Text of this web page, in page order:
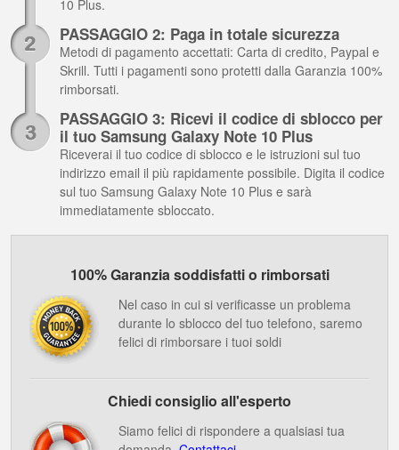
10 Plus.
PASSAGGIO 2: Paga in totale sicurezza
Metodi di pagamento accettati: Carta di credito, Paypal e
Skrill. Tutti i pagamenti sono protetti dalla Garanzia 100%
rimborsati.
PASSAGGIO 3: Ricevi il codice di sblocco per
il tuo Samsung Galaxy Note 10 Plus
Riceverai il tuo codice di sblocco e le istruzioni sul tuo
indirizzo email il più rapidamente possibile. Digita il codice
sul tuo Samsung Galaxy Note 10 Plus e sarà
immediatamente sbloccato.
100% Garanzia soddisfatti o rimborsati
Nel caso in cui si verificasse un problema
durante lo sblocco del tuo telefono, saremo
felici di rimborsare i tuoi soldi
Chiedi consiglio all'esperto
Siamo felici di rispondere a qualsiasi tua